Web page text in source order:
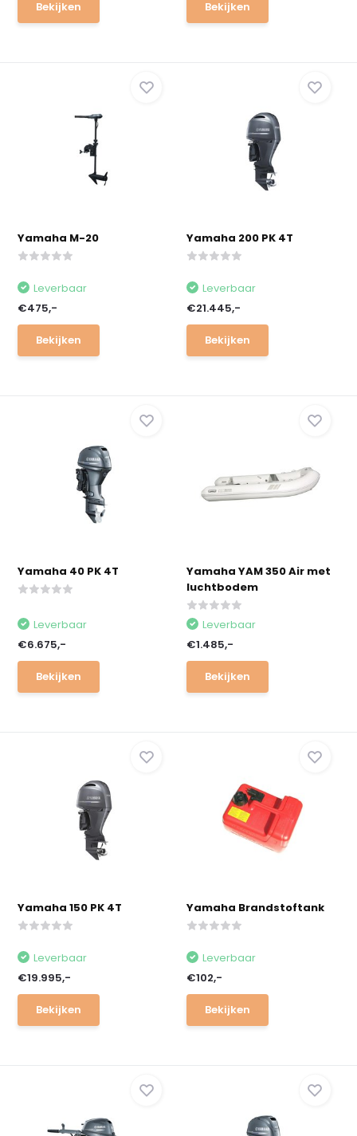
Bekijken Bekijken
Yamaha M-20
Leverbaar
€475,-
Bekijken
Yamaha 200 PK 4T
Leverbaar
€21.445,-
Bekijken
Yamaha 40 PK 4T
Leverbaar
€6.675,-
Bekijken
Yamaha YAM 350 Air met
luchtbodem
Leverbaar
€1.485,-
Bekijken
Yamaha 150 PK 4T
Leverbaar
€19.995,-
Bekijken
Yamaha Brandstoftank
Leverbaar
€102,-
Bekijken